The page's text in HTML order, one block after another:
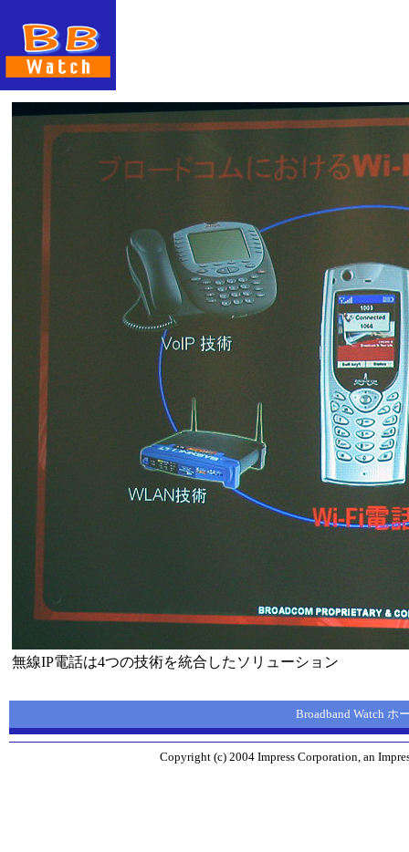
無線IP電話は4つの技術を統合したソリューション
Broadband Watch ホ
Copyright (c) 2004 Impress Corporation, an